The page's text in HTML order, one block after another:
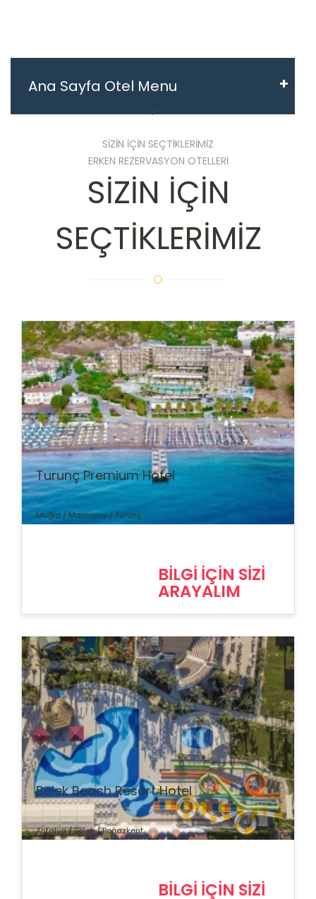
Ana Sayfa Otel Menu
SİZİN İÇİN SEÇTİKLERİMİZ
ERKEN REZERVASYON OTELLERİ
SİZİN İÇİN
SEÇTİKLERİMİZ
% İndirim
Turunç Premium Hotel
Muğla / Marmaris / Turunç
BİLGİ İÇİN SİZİ
ARAYALIM
% İndirim
Belek Beach Resort Hotel
Antalya / Belek / Boğazkent
BİLGİ İÇİN SİZİ